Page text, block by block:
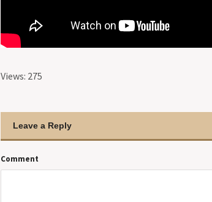
Views: 275
Leave a Reply
Comment